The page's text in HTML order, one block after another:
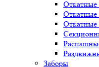
Откатные
Откатные
Откатные
Заборы